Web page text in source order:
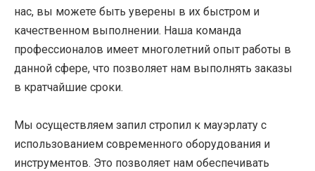
нас, вы можете быть уверены в их быстром и
качественном выполнении. Наша команда
профессионалов имеет многолетний опыт работы в
данной сфере, что позволяет нам выполнять заказы
в кратчайшие сроки.
Мы осуществляем запил стропил к мауэрлату с
использованием современного оборудования и
инструментов. Это позволяет нам обеспечивать